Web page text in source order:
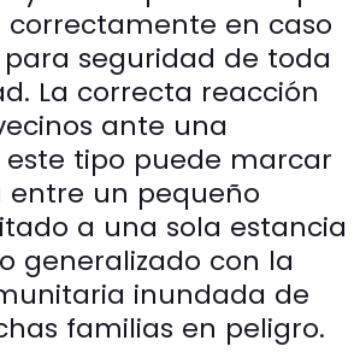
en caso
seguridad de toda
La correcta reacción
ante una
tipo puede marcar
entre un pequeño
a una sola estancia
generalizado con la
inundada de
familias en peligro.